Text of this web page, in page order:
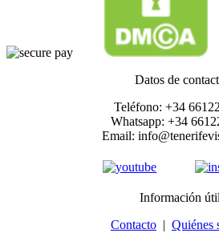
Datos de
Teléfono: +34
Whatsapp: +34
Email:
Información útil
Contacto | Quiénes